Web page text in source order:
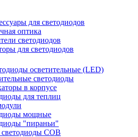
для светодиодов
оптика
светодиодов
для светодиодов
осветительные (LED)
светодиоды
в корпусе
для теплиц
мощные
"пираньи"
светодиоды COB